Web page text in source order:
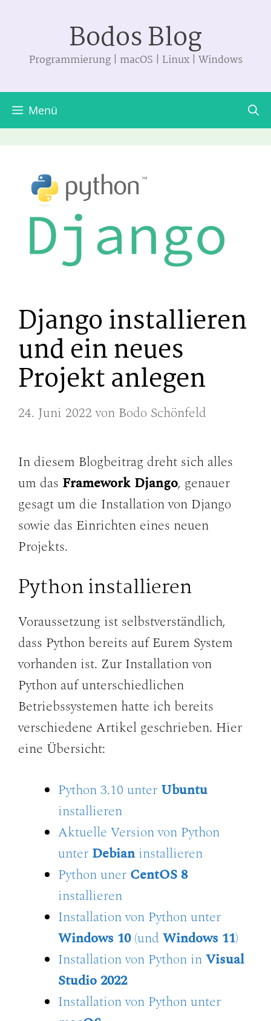
springen
Bodos Blog
Programmierung | macOS | Linux | Windows
Menü
Django installieren
und ein neues
Projekt anlegen
24. Juni 2022 von Bodo Schönfeld
In diesem Blogbeitrag dreht sich alles
um das Framework Django, genauer
gesagt um die Installation von Django
sowie das Einrichten eines neuen
Projekts.
Python installieren
Voraussetzung ist selbstverständlich,
dass Python bereits auf Eurem System
vorhanden ist. Zur Installation von
Python auf unterschiedlichen
Betriebssystemen hatte ich bereits
verschiedene Artikel geschrieben. Hier
eine Übersicht:
Python 3.10 unter Ubuntu
installieren
Aktuelle Version von Python
unter Debianinstallieren
Python uner CentOS 8
installieren
Installation von Python unter
Windows 10(und Windows 11)
Installation von Python inVisual
Studio 2022
Installation von Python unter